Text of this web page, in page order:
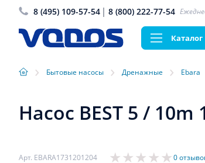
8 (495) 109-57-54 8 (800) 222-77-54
Каталог
› Бытовые насосы › Дренажные › Ebara
Насос BEST 5 / 10m
Арт. EBARA1731201204 0